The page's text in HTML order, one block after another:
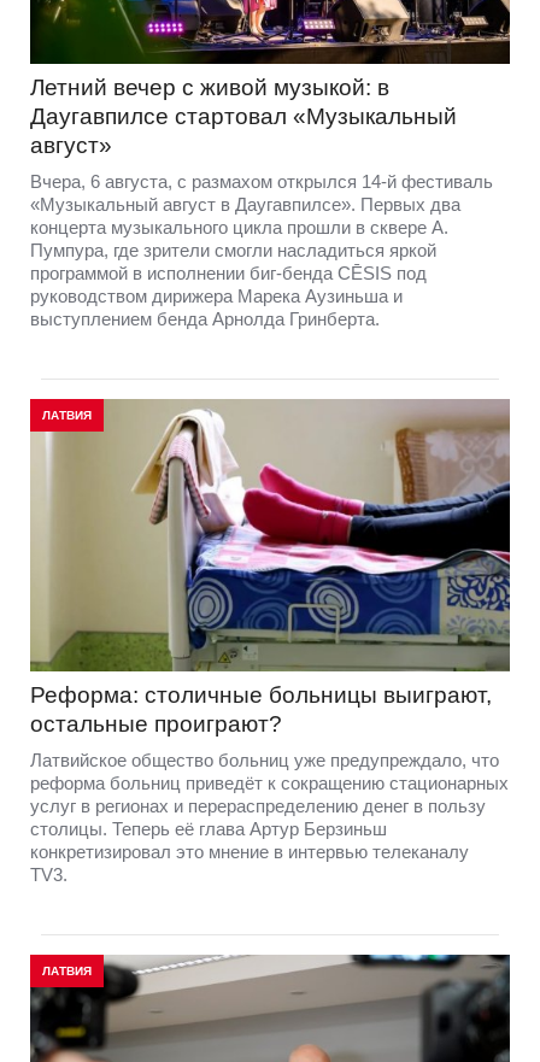
Летний вечер с живой музыкой: в
Даугавпилсе стартовал «Музыкальный
август»
Вчера, 6 августа, с размахом открылся 14-й фестиваль
«Музыкальный август в Даугавпилсе». Первых два
концерта музыкального цикла прошли в сквере А.
Пумпура, где зрители смогли насладиться яркой
программой в исполнении биг-бенда CĒSIS под
руководством дирижера Марека Аузиньша и
выступлением бенда Арнолда Гринберта.
ЛАТВИЯ
Реформа: столичные больницы выиграют,
остальные проиграют?
Латвийское общество больниц уже предупреждало, что
реформа больниц приведёт к сокращению стационарных
услуг в регионах и перераспределению денег в пользу
столицы. Теперь её глава Артур Берзиньш
конкретизировал это мнение в интервью телеканалу
TV3.
ЛАТВИЯ